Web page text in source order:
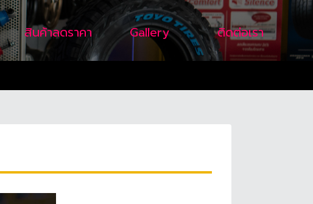
สินค้าลดราคา Gallery ติดต่อเรา